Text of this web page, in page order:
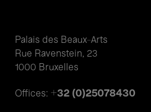
Palais des Beaux-Arts
Rue Ravenstein, 23
1000 Bruxelles
Offices: +32 (0)25078430